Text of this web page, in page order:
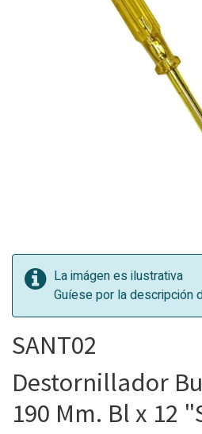
La imágen es ilustrativa
Guíese por la descripción
SANT02
Destornillador
190 Mm. Bl x 12